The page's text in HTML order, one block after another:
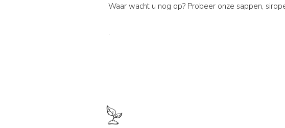
Waar wacht u nog op? Probeer onze sappen,
.